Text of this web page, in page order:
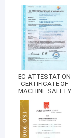
EC-ATTESTATION
CERTIFICATE OF
MACHINE SAFETY